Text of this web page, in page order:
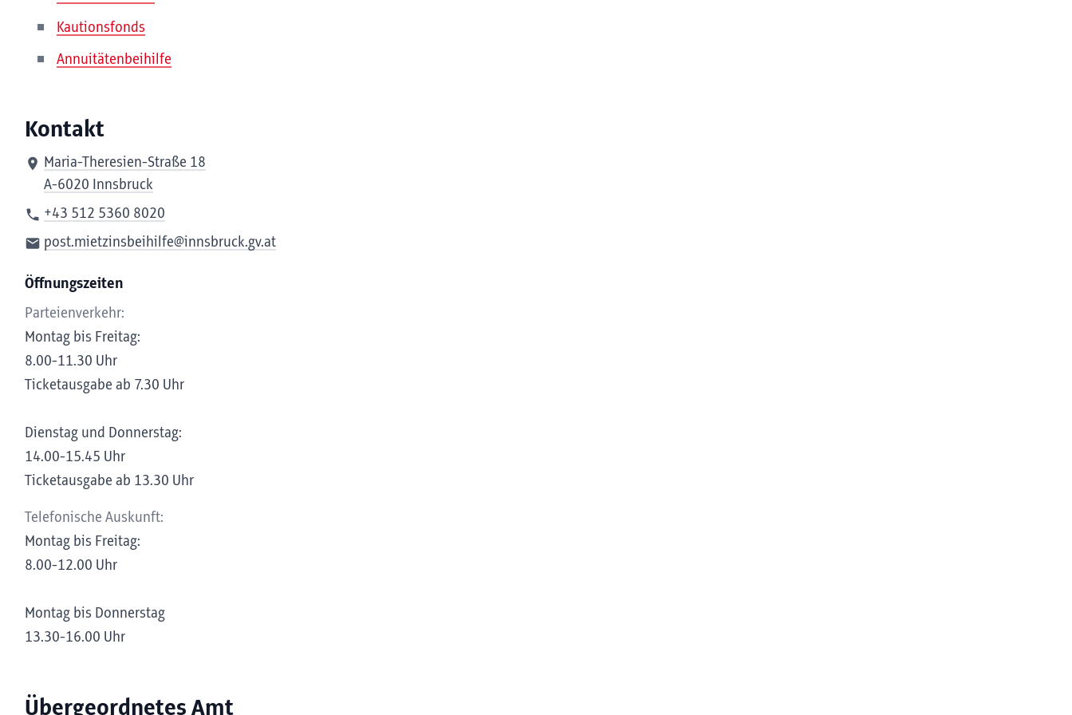
Kautionsfonds
Annuitätenbeihilfe
Kontakt
Maria-Theresien-Straße 18
A-6020 Innsbruck
+43 512 5360 8020
post.mietzinsbeihilfe@innsbruck.gv.at
Öffnungszeiten
Parteienverkehr:
Montag bis Freitag:
8.00-11.30 Uhr
Ticketausgabe ab 7.30 Uhr
Dienstag und Donnerstag:
14.00-15.45 Uhr
Ticketausgabe ab 13.30 Uhr
Telefonische Auskunft:
Montag bis Freitag:
8.00-12.00 Uhr
Montag bis Donnerstag
13.30-16.00 Uhr
Übergeordnetes Amt